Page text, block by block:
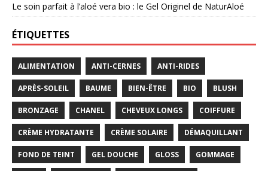
Le soin parfait à l’aloé vera bio : le Gel Originel de NaturAloé
ÉTIQUETTES
ALIMENTATION ANTI-CERNES ANTI-RIDES
APRÈS-SOLEIL BAUME BIEN-ÊTRE BIO BLUSH
BRONZAGE CHANEL CHEVEUX LONGS COIFFURE
CRÈME HYDRATANTE CRÈME SOLAIRE DÉMAQUILLANT
FOND DE TEINT GEL DOUCHE GLOSS GOMMAGE